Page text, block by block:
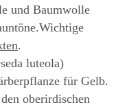
und Baumwolle
.
luteola)
für Gelb.
oberirdischen